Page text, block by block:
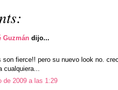
Guzmán dijo...
son fierce!! pero su nuevo look no.
de 2009 a las 1:29